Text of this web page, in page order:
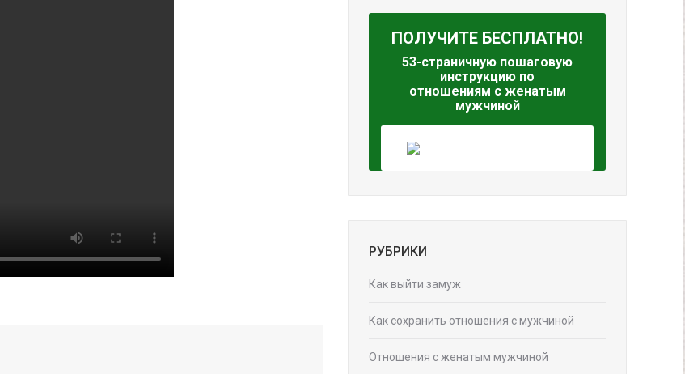
ПОЛУЧИТЕ БЕСПЛАТНО!
53-страничную пошаговую
инструкцию по
отношениям с женатым
мужчиной
РУБРИКИ
Как выйти замуж
Как сохранить отношения с мужчиной
Отношения с женатым мужчиной